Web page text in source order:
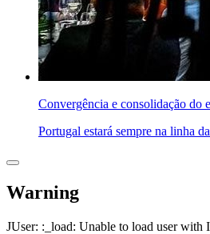
Convergência e consolidação do
Portugal estará sempre na linha
Warning
JUser: :_load: Unable to load user with